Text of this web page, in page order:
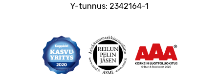
Y-tunnus: 2342164-1